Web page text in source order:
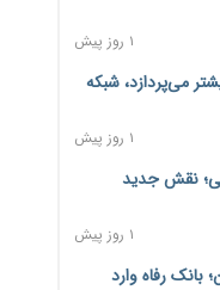
۱ روز پیش
می‌پردازد، شبکه
۱ روز پیش
نقش جدید
۱ روز پیش
بانک رفاه وارد